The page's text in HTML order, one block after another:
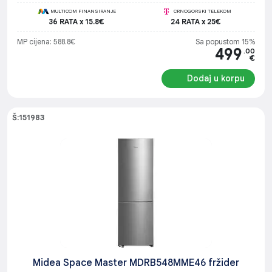
MULTICOM FINANSIRANJE
36 RATA x 15.8€
CRNOGORSKI TELEKOM
24 RATA x 25€
MP cijena: 588.8€ Sa popustom 15%
499 .00
€
Dodaj u korpu
Š:151983
Midea Space Master MDRB548MME46 fržider